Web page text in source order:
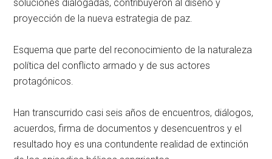
soluciones dialogadas, contribuyeron al diseño y
proyección de la nueva estrategia de paz.
Esquema que parte del reconocimiento de la naturaleza
política del conflicto armado y de sus actores
protagónicos.
Han transcurrido casi seis años de encuentros, diálogos,
acuerdos, firma de documentos y desencuentros y el
resultado hoy es una contundente realidad de extinción